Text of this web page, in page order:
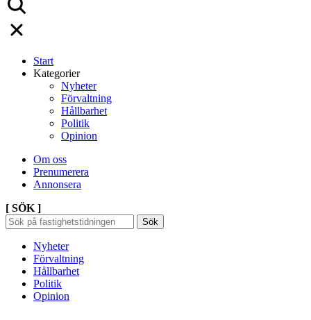
Start
Kategorier
Nyheter
Förvaltning
Hållbarhet
Politik
Opinion
Om oss
Prenumerera
Annonsera
[ SÖK ]
Sök
efter:
Sök
Sök
Nyheter
Förvaltning
Hållbarhet
Politik
Opinion